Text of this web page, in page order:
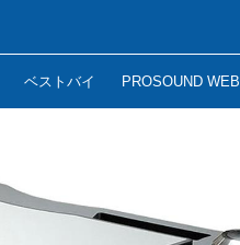
ベストバイ PROSOUND WEB